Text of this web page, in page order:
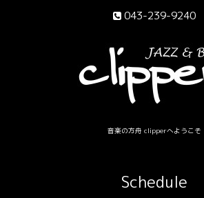
043-239-9240
音楽の方舟 clipperへようこそ
Schedule